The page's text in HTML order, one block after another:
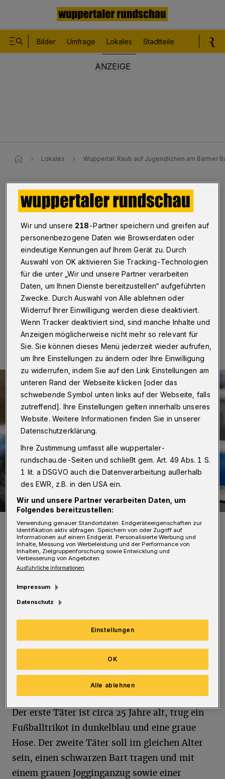
Bilder Umfrage Lokales Stadtteile
Lokales Wuppertal: Raub auf Jugendlichen am Barmer
Zeugen gesucht
Raub an Jugendlichem am
Barmer Bahnhof
Wuppertal· Am Mittwochabend (31. August 2022)
wurde einem 14-Jährigen im Barmer Bahnhof gegen
20.45 Uhr sein Handy geraubt. Die Polizei sucht nach
Zeugen des Überfalls.
01.09.2022 , 12:37 Uhr Eine Minute Lesezeit
Symbolfoto.
Foto: Polizei
Z
wei bislang unbekannte Täter drohten
forderten ihn auf, seine Taschen zu leeren. Er
übergab sein Handy an die Tatverdächtigen,
welche sich daraufhin in Richtung der
Winklerstraße entfernten.
Der erste Täter ist circa 25 Jahre alt, trug ein
Fußballtrikot in dunkelblau und eine graue
Hose. Der zweite Täter soll im gleichen Alter
sein, einen schwarzen Bart tragen und mit
einem grauen Jogginganzug sowie einer
Wir und unsere 218-Partner speichern und greifen auf
personenbezogene Daten wie Browserdaten oder
eindeutige Kennungen auf Ihrem Gerät zu. Durch
Auswahl von OK aktivieren Sie Tracking-Technologien
für die unter „Wir und unsere Partner verarbeiten
Daten, um Ihnen Dienste bereitzustellen“ aufgeführten
Zwecke. Durch Auswahl von Alle ablehnen oder
Widerruf Ihrer Einwilligung werden diese deaktiviert.
Wenn Tracker deaktiviert sind, sind manche Inhalte und
Anzeigen möglicherweise nicht mehr so relevant für
Sie. Sie können dieses Menü jederzeit wieder aufrufen,
um Ihre Einstellungen zu ändern oder Ihre Einwilligung
zu widerrufen, indem Sie auf den Link Einstellungen am
unteren Rand der Webseite klicken [oder das
schwebende Symbol unten links auf der Webseite, falls
zutreffend]. Ihre Einstellungen gelten innerhalb unseres
Website. Weitere Informationen finden Sie in unserer
Datenschutzerklärung.
Ihre Zustimmung umfasst alle wuppertaler-
rundschau.de-Seiten und schließt gem. Art. 49 Abs. 1 S.
1 lit. a DSGVO auch die Datenverarbeitung außerhalb
des EWR, z.B. in den USA ein.
Wir und unsere Partner verarbeiten Daten, um
Folgendes bereitzustellen:
Verwendung genauer Standortdaten. Endgeräteeigenschaften zur
Identifikation aktiv abfragen. Speichern von oder Zugriff auf
Informationen auf einem Endgerät. Personalisierte Werbung und
Inhalte, Messung von Werbeleistung und der Performance von
Inhalten, Zielgruppenforschung sowie Entwicklung und
Verbesserung von Angeboten.
Ausführliche Informationen
Impressum
Datenschutz
Einstellungen
Alle ablehnen
OK